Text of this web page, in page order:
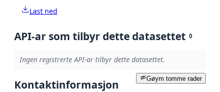
Last ned
API-ar som tilbyr dette datasettet 0
Ingen registrerte API-ar tilbyr dette datasettet.
Gøym tomme rader
Kontaktinformasjon